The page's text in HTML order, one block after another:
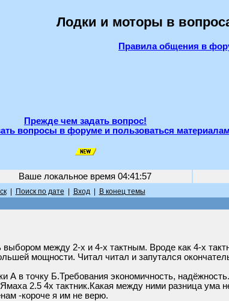
Лодки и моторы в
Правила общения в
Прежде чем задать вопрос!
вопросы в форуме и пользоваться
Ваше локальное время 04:41:57
| Поиск по дате Вход| В конец темы
между 2-х и 4-х тактным. Вроде как 4-х
мощности. Читал читал и запутался
А в точку Б.Требования экономичность, надёжность.
2.5 4х тактник.Какая между ними разница ума
-короче я им не верю.